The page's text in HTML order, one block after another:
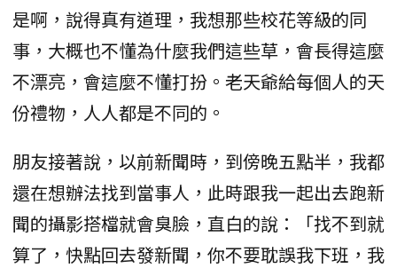
是啊，說得真有道理，我想那些校花等級的同
事，大概也不懂為什麼我們這些草，會長得這麼
不漂亮，會這麼不懂打扮。老天爺給每個人的天
份禮物，人人都是不同的。
朋友接著說，以前新聞時，到傍晚五點半，我都
還在想辦法找到當事人，此時跟我一起出去跑新
聞的攝影搭檔就會臭臉，直白的說：「找不到就
算了，快點回去發新聞，你不要耽誤我下班，我